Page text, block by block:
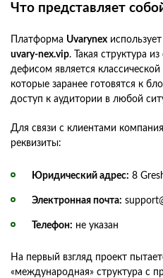
Что представляет
Платформа Uvarynex
uvary-nex.vip. Такая структура
дефисом является
которые заранее готовятся к
доступ к аудитории в любой
Для связи с клиентами
реквизиты:
Юридический адрес: 8
Электронная почта:
Телефон: не указан
На первый взгляд проект
«международная» структура с